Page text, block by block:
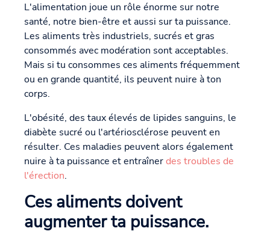
L'alimentation joue un rôle énorme sur notre
santé, notre bien-être et aussi sur ta puissance.
Les aliments très industriels, sucrés et gras
consommés avec modération sont acceptables.
Mais si tu consommes ces aliments fréquemment
ou en grande quantité, ils peuvent nuire à ton
corps.
L'obésité, des taux élevés de lipides sanguins, le
diabète sucré ou l'artériosclérose peuvent en
résulter. Ces maladies peuvent alors également
nuire à ta puissance et entraînerdes troubles de
l'érection.
Ces aliments doivent
augmenter ta puissance.